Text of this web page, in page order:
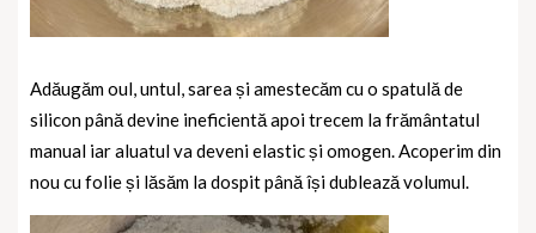
Adăugăm oul, untul, sarea și amestecăm cu o spatulă de
silicon până devine ineficientă apoi trecem la frământatul
manual iar aluatul va deveni elastic și omogen. Acoperim din
nou cu folie și lăsăm la dospit până își dublează volumul.